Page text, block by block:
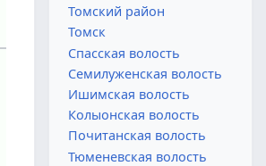
Томский район
Томск
Спасская волость
Семилуженская волость
Ишимская волость
Колыонская волость
Почитанская волость
Тюменевская волость